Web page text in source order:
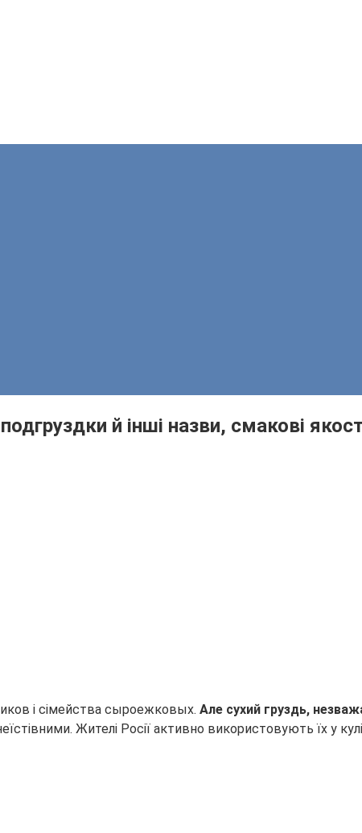
й інші назви, смакові
і сімейства сыроежковых. Але сухий груздь,
Жителі Росії активно використовують їх у